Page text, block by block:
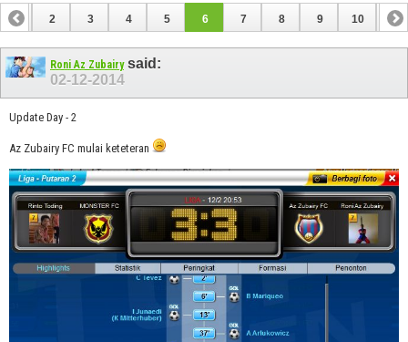
1 2 3 4 5 6 7 8 9 10 11
12
Roni Az Zubairysaid:
02-12-2014
Update Day - 2
Az Zubairy FC mulai keteteran